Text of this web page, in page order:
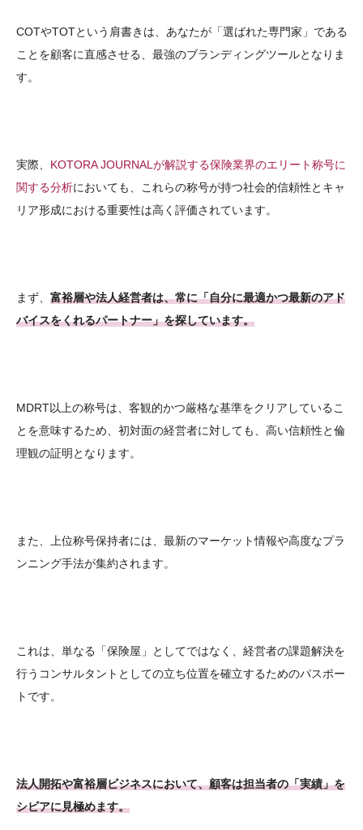
COTやTOTという肩書きは、あなたが「選ばれた専門家」である
ことを顧客に直感させる、最強のブランディングツールとなりま
す。
実際、 KOTORA JOURNALが解説する保険業界のエリート称号に
関する分析においても、これらの称号が持つ社会的信頼性とキャ
リア形成における重要性は高く評価されています。
まず、 富裕層や法人経営者は、常に「自分に最適かつ最新のアド
バイスをくれるパートナー」を探しています。
MDRT以上の称号は、客観的かつ厳格な基準をクリアしているこ
とを意味するため、初対面の経営者に対しても、高い信頼性と倫
理観の証明となります。
また、上位称号保持者には、最新のマーケット情報や高度なプラ
ンニング手法が集約されます。
これは、単なる「保険屋」としてではなく、経営者の課題解決を
行うコンサルタントとしての立ち位置を確立するためのパスポー
トです。
法人開拓や富裕層ビジネスにおいて、顧客は担当者の「実績」を
シビアに見極めます。